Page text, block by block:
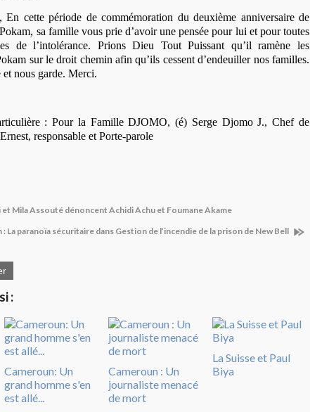
En cette période de commémoration du deuxième anniversaire de
sa famille vous prie d’avoir une pensée pour lui et pour toutes
de l’intolérance. Prions Dieu Tout Puissant qu’il ramène les
sur le droit chemin afin qu’ils cessent d’endeuiller nos familles.
nous garde. Merci.
: Pour la Famille DJOMO, (é) Serge Djomo J., Chef de
responsable et Porte-parole
et Mila Assouté dénoncent Achidi Achu et Foumane Akame
: La paranoïa sécuritaire dans Gestion de l’incendie de la prison de New Bell
:
Cameroun: Un
grand homme s'en
est allé...
Cameroun : Un
journaliste menacé
de mort
La Suisse et Paul
Biya